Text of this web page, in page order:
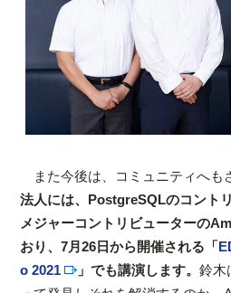
また今後は、コミュニティへも
法人には、PostgreSQLのコント
メジャーコントリビューターの
おり、7月26日から開催される「
o 2021
」でも講演します。鈴木